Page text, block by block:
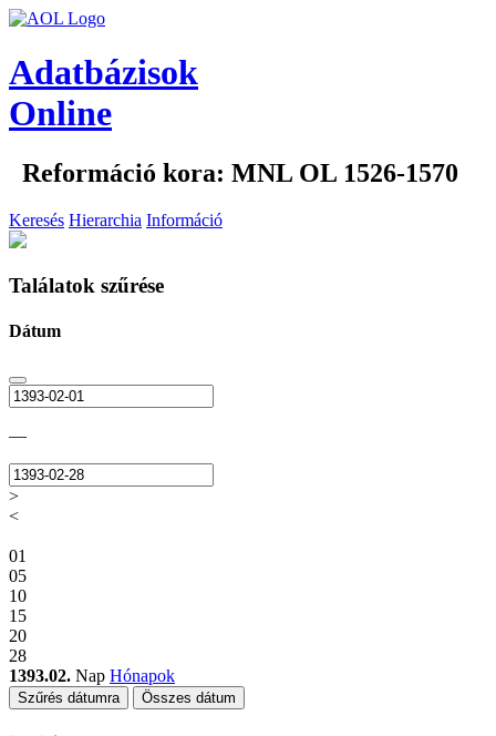
Adatbázisok
Online
Reformáció kora: MNL OL 1526-1570
Keresés Hierarchia Információ
Találatok szűrése
Dátum
—
>
<
01
05
10
15
20
28
1393.02. Nap Hónapok
Szűrés dátumra Összes dátum